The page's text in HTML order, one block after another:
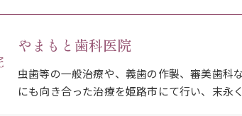
やまもと歯科医院
虫歯等の一般治療や、義歯の作製、審美歯科
にも向き合った治療を姫路市にて行い、末永